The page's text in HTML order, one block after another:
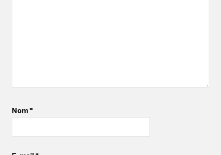
Nom*